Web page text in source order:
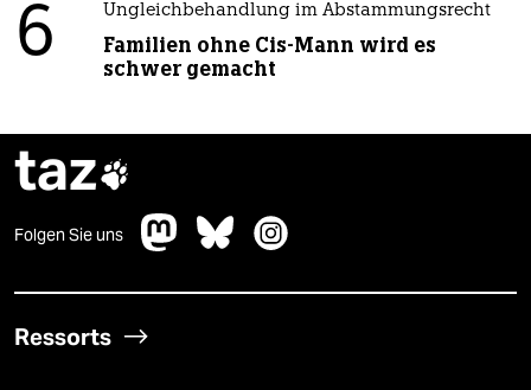
6 Ungleichbehandlung im Abstammungsrecht
Familien ohne Cis-Mann wird es
schwer gemacht
taz
Folgen Sie uns
Ressorts